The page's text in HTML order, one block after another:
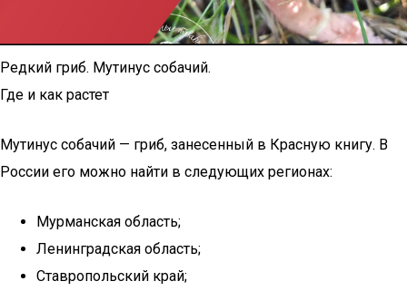
Редкий гриб. Мутинус собачий.
Где и как растет
Мутинус собачий — гриб, занесенный в Красную книгу. В
России его можно найти в следующих регионах:
Мурманская область;
Ленинградская область;
Ставропольский край;